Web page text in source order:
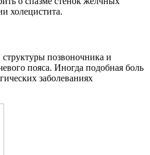
холецистита.
позвоночника и
пояса. Иногда подобная боль
заболеваниях